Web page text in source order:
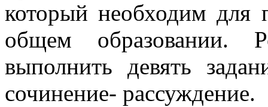
который необходим для
общем образовании.
выполнить девять
сочинение- рассуждение.